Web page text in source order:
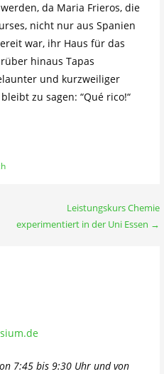
da Maria Frieros, die
nicht nur aus Spanien
war, ihr Haus für das
hinaus Tapas
und kurzweiliger
zu sagen: “Qué rico!“
Leistungskurs Chemie
experimentiert in der Uni Essen →
7:45 bis 9:30 Uhr und von